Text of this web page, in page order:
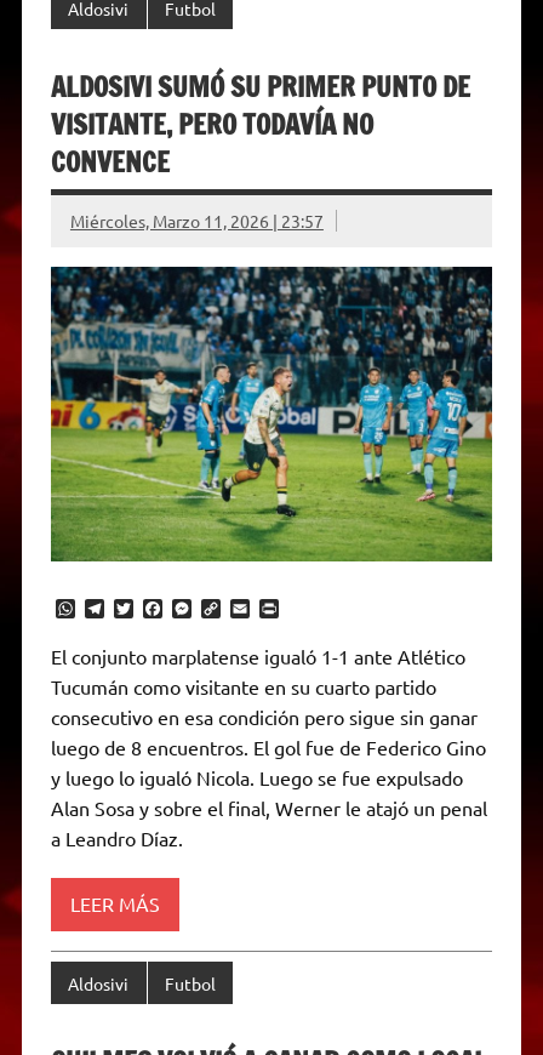
Aldosivi Futbol
ALDOSIVI SUMÓ SU PRIMER PUNTO DE
VISITANTE, PERO TODAVÍA NO
CONVENCE
Miércoles, Marzo 11, 2026 | 23:57
W
t
s
p
p
T
l
e
g
a
m
T
t
t
r
F
e
b
o
k
M
s
s
e
g
e
r
C
y
L
n
k
E
i
l
P
n
t
F
r
i
e
n
d
l
El conjunto marplatense igualó 1-1 ante Atlético
Tucumán como visitante en su cuarto partido
consecutivo en esa condición pero sigue sin ganar
luego de 8 encuentros. El gol fue de Federico Gino
y luego lo igualó Nicola. Luego se fue expulsado
Alan Sosa y sobre el final, Werner le atajó un penal
a Leandro Díaz.
LEER MÁS
Aldosivi Futbol